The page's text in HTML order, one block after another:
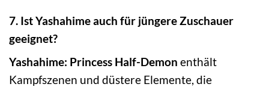
7. Ist Yashahime auch für jüngere Zuschauer
geeignet?
Yashahime: Princess Half-Demon enthält
Kampfszenen und düstere Elemente, die